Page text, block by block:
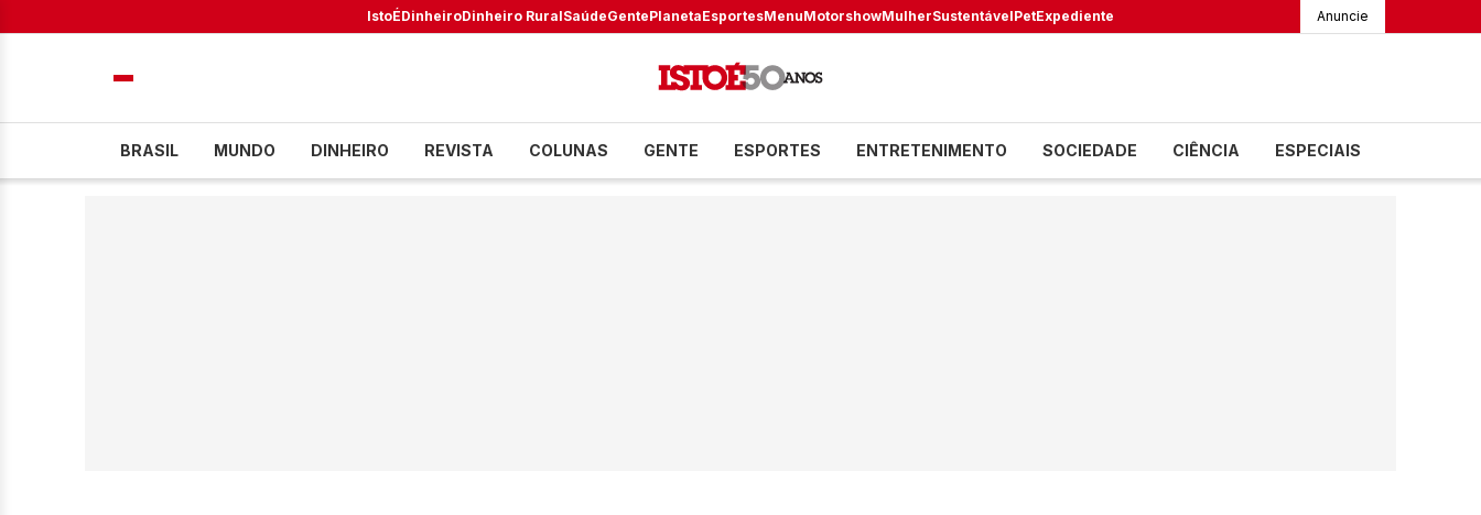
IstoÉDinheiroDinheiro RuralSaúdeGentePlanetaEsportesMenuMotorshowMulherSustentávelPetExpediente Anuncie
BRASIL MUNDO DINHEIRO REVISTA COLUNAS GENTE ESPORTES ENTRETENIMENTO SOCIEDADE CIÊNCIA ESPECIAIS